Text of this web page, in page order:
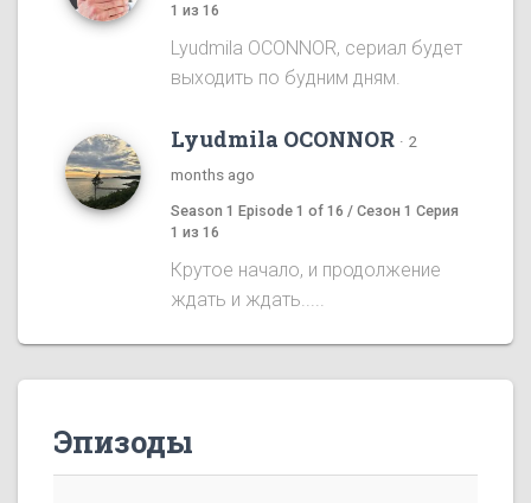
1 из 16
Lyudmila OCONNOR, сериал будет
выходить по будним дням.
Lyudmila OCONNOR · 2
months ago
Season 1 Episode 1 of 16 / Сезон 1 Серия
1 из 16
Крутое начало, и продолжение
ждать и ждать.....
Эпизоды